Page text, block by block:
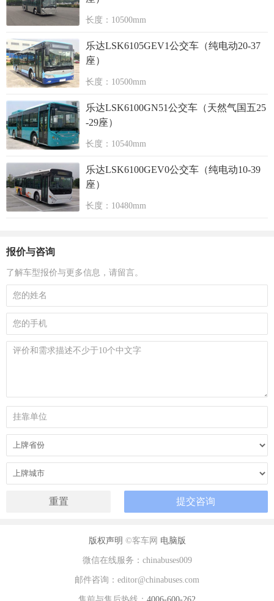
长度：10500mm
乐达LSK6105GEV1公交车（纯电动20-37
座）
长度：10500mm
乐达LSK6100GN51公交车（天然气国五25
-29座）
长度：10540mm
乐达LSK6100GEV0公交车（纯电动10-39
座）
长度：10480mm
报价与咨询
了解车型报价与更多信息，请留言。
版权声明 ©客车网 电脑版
微信在线服务：chinabuses009
邮件咨询：editor@chinabuses.com